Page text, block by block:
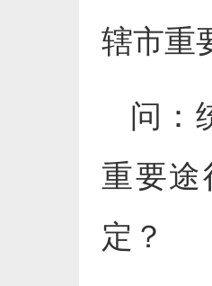
辖市重
问：
重要
定？